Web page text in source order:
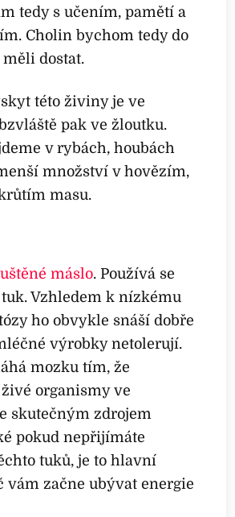
tedy s učením, pamětí a
Cholin bychom tedy do
dostat.
této živiny je ve
pak ve žloutku.
v rybách, houbách
množství v hovězím,
masu.
máslo. Používá se
Vzhledem k nízkému
ho obvykle snáší dobře
výrobky netolerují.
mozku tím, že
organismy ve
skutečným zdrojem
pokud nepřijímáte
tuků, je to hlavní
vám začne ubývat energie